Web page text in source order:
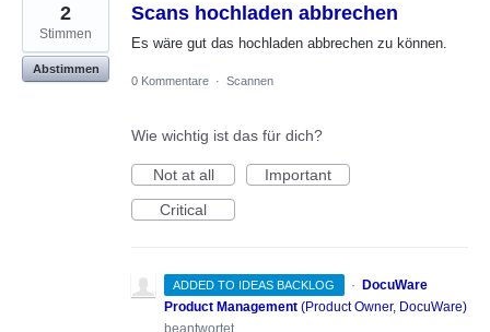
Scans hochladen abbrechen
Es wäre gut das hochladen abbrechen zu können.
2
Stimmen
Abstimmen
0 Kommentare · Scannen
Wie wichtig ist das für dich?
Not at all
Important
Critical
ADDED TO IDEAS BACKLOG · DocuWare
Product Management (Product Owner, DocuWare)
beantwortet